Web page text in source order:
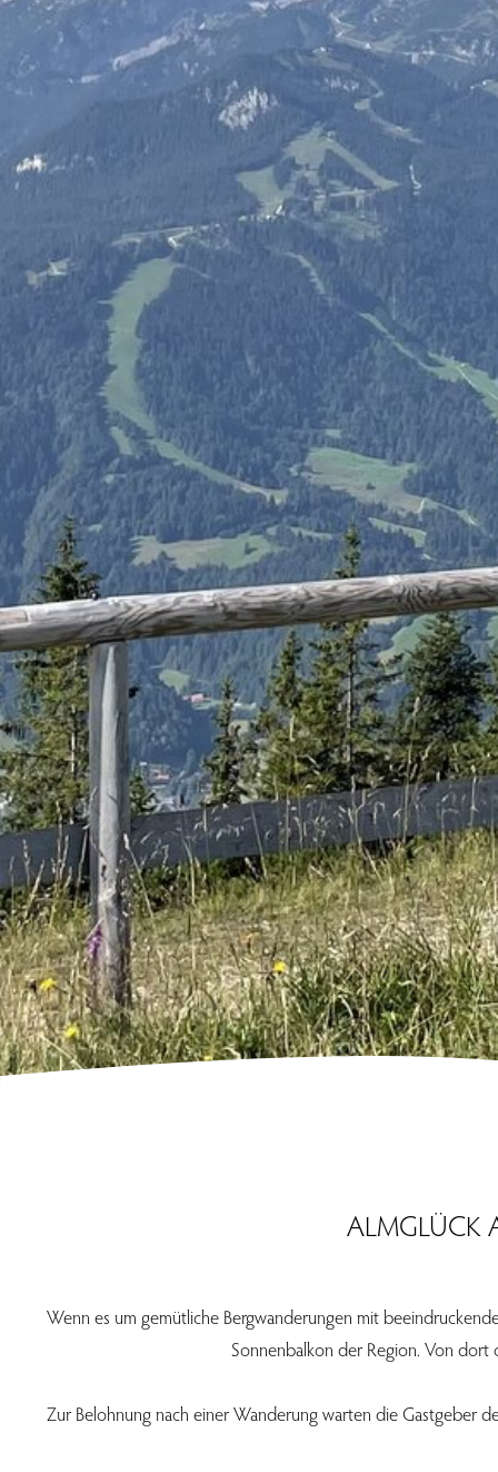
ALMGLÜCK
Wenn es um gemütliche Bergwanderungen mit
Sonnenbalkon der Region. Von
Zur Belohnung nach einer Wanderung warten die Gastgeber